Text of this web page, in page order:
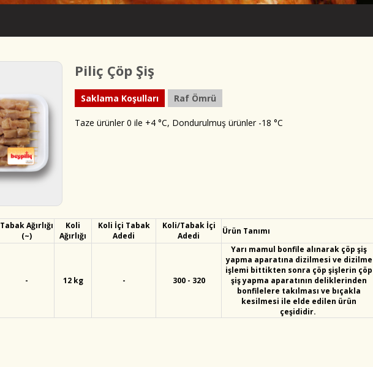
Piliç Çöp Şiş
Saklama Koşulları Raf Ömrü
Taze ürünler 0 ile +4 °C, Dondurulmuş ürünler -18 °C
Tabak Ağırlığı
(~)
Koli
Ağırlığı
Koli İçi Tabak
Adedi
Koli/Tabak İçi
Adedi
Ürün Tanımı
- 12 kg - 300 - 320
Yarı mamul bonfile alınarak çöp şiş
yapma aparatına dizilmesi ve dizilme
işlemi bittikten sonra çöp şişlerin çöp
şiş yapma aparatının deliklerinden
bonfilelere takılması ve bıçakla
kesilmesi ile elde edilen ürün
çeşididir.